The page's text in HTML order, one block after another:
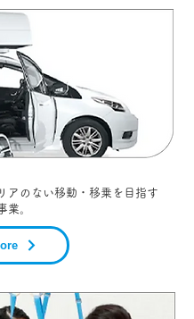
アのない移動・移乗を目指す
業。